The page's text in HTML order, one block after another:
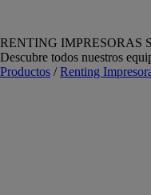
RENTING IMPRESORAS
Descubre todos nuestros
Productos /Renting